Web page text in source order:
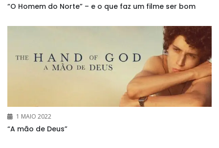
“O Homem do Norte” – e o que faz um filme ser bom
1 MAIO 2022
“A mão de Deus”